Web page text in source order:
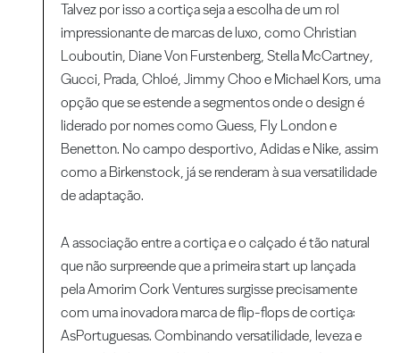
Talvez por isso a cortiça seja a escolha de um rol
impressionante de marcas de luxo, como Christian
Louboutin, Diane Von Furstenberg, Stella McCartney,
Gucci, Prada, Chloé, Jimmy Choo e Michael Kors, uma
opção que se estende a segmentos onde o design é
liderado por nomes como Guess, Fly London e
Benetton. No campo desportivo, Adidas e Nike, assim
como a Birkenstock, já se renderam à sua versatilidade
de adaptação.
A associação entre a cortiça e o calçado é tão natural
que não surpreende que a primeira start up lançada
pela Amorim Cork Ventures surgisse precisamente
com uma inovadora marca de flip-flops de cortiça:
AsPortuguesas. Combinando versatilidade, leveza e